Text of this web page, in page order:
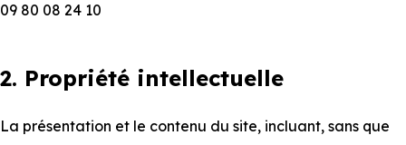
09 80 08 24 10
2. Propriété intellectuelle
La présentation et le contenu du site, incluant, sans que